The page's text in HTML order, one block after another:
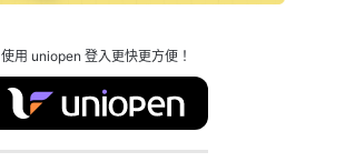
使用 uniopen 登入更快更方便！